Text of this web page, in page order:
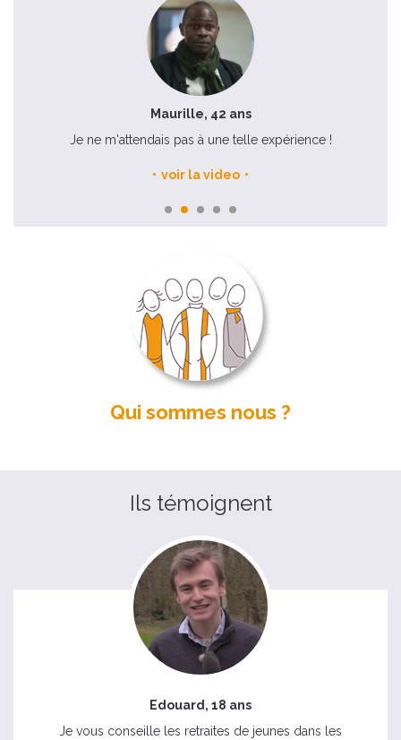
Maurille, 42 ans
Je ne m'attendais pas à une telle expérience !
voir la video
Qui sommes nous ?
Ils témoignent
Edouard, 18 ans
Je vous conseille les retraites de jeunes dans les